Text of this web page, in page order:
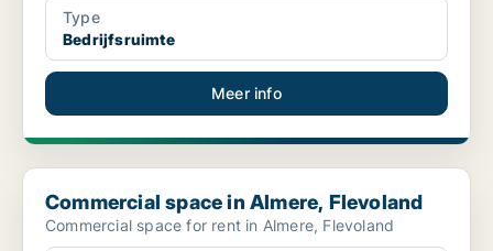
Type
Bedrijfsruimte
Meer info
Commercial space in Almere, Flevoland
Commercial space in Almere, Flevoland
Commercial space for rent in Almere, Flevoland